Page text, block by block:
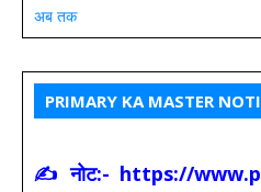
अब तक
PRIMARY KA MASTER
✍ नोट:- https://